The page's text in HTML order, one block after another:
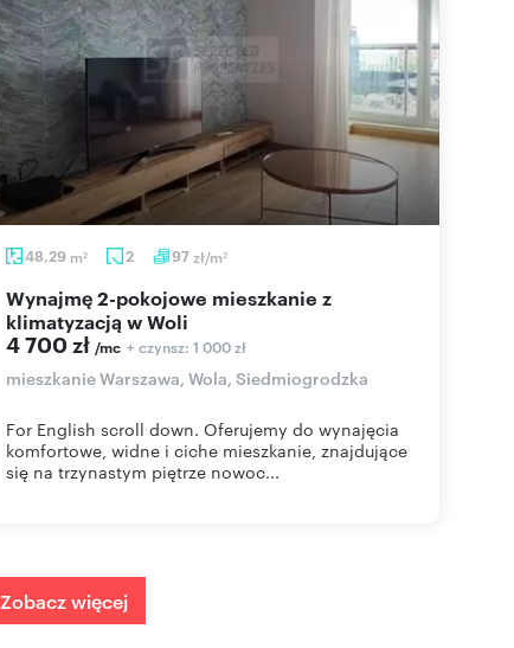
48,29 m2 2 97zł/m2
Wynajmę 2-pokojowe mieszkanie z
klimatyzacją w Woli
4 700 zł /mc + czynsz: 1 000 zł
mieszkanie Warszawa, Wola, Siedmiogrodzka
For English scroll down. Oferujemy do wynajęcia
komfortowe, widne i ciche mieszkanie, znajdujące
się na trzynastym piętrze nowoc...
Zobacz więcej